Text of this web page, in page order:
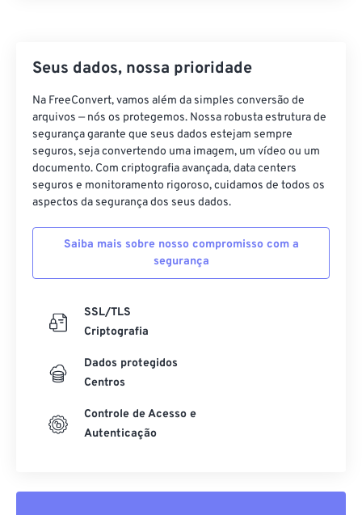
Seus dados, nossa prioridade
Na FreeConvert, vamos além da simples conversão de
arquivos — nós os protegemos. Nossa robusta estrutura de
segurança garante que seus dados estejam sempre
seguros, seja convertendo uma imagem, um vídeo ou um
documento. Com criptografia avançada, data centers
seguros e monitoramento rigoroso, cuidamos de todos os
aspectos da segurança dos seus dados.
Saiba mais sobre nosso compromisso com a
segurança
SSL/TLS
Criptografia
Dados protegidos
Centros
Controle de Acesso e
Autenticação